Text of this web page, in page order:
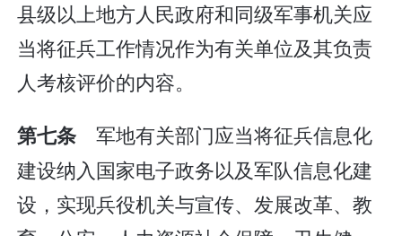
县级以上地方人民政府和同级军事机关应
当将征兵工作情况作为有关单位及其负责
人考核评价的内容。
第七条 军地有关部门应当将征兵信息化
建设纳入国家电子政务以及军队信息化建
设，实现兵役机关与宣传、发展改革、教